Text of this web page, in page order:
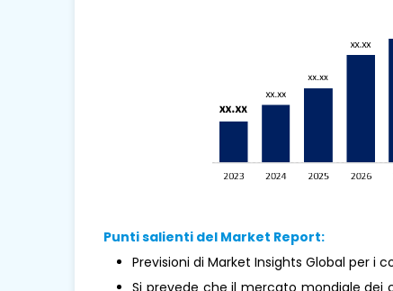
Punti salienti del Market Report:
Previsioni di Market Insights Global per
Si prevede che il mercato mondiale